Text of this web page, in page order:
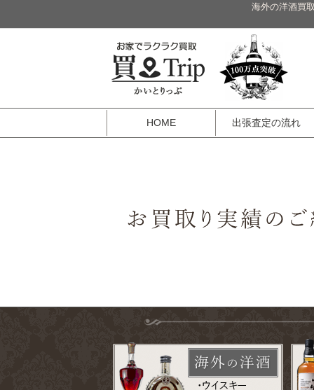
海外の洋酒買
HOME 出張査定の流れ